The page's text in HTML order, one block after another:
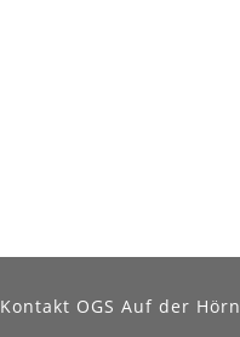
Kontakt OGS Auf der Hörn